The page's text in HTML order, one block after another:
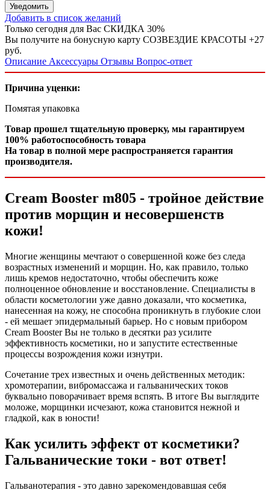
Уведомить
Добавить в список желаний
Только сегодня для Вас СКИДКА 30%
Вы получите на бонусную карту СОЗВЕЗДИЕ КРАСОТЫ +27
руб.
Описание Аксессуары Отзывы Вопрос-ответ
Причина уценки:
Помятая упаковка
Товар прошел тщательную проверку, мы гарантируем
100% работоспособность товара
На товар в полной мере распространяется гарантия
производителя.
Cream Booster m805 - тройное действие
против морщин и несовершенств
кожи!
Многие женщины мечтают о совершенной коже без следа
возрастных изменений и морщин. Но, как правило, только
лишь кремов недостаточно, чтобы обеспечить коже
полноценное обновление и восстановление. Специалисты в
области косметологии уже давно доказали, что косметика,
нанесенная на кожу, не способна проникнуть в глубокие слои
- ей мешает эпидермальный барьер. Но с новым прибором
Cream Booster Вы не только в десятки раз усилите
эффективность косметики, но и запустите естественные
процессы возрождения кожи изнутри.
Сочетание трех известных и очень действенных методик:
хромотерапии, вибромассажа и гальванических токов
буквально поворачивает время вспять. В итоге Вы выглядите
моложе, морщинки исчезают, кожа становится нежной и
гладкой, как в юности!
Как усилить эффект от косметики?
Гальванические токи - вот ответ!
Гальванотерапия - это давно зарекомендовавшая себя